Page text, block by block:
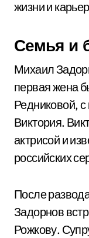
жизни и
Семья и
Михаил
первая жена
Редниковой, с
Виктория.
актрисой и
российских
После
Задорнов
Рожкову.